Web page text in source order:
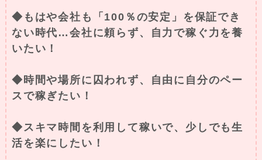
◆もはや会社も「100％の安定」を保証でき
ない時代…会社に頼らず、自力で稼ぐ力を養
いたい！
◆時間や場所に囚われず、自由に自分のペー
スで稼ぎたい！
◆スキマ時間を利用して稼いで、少しでも生
活を楽にしたい！